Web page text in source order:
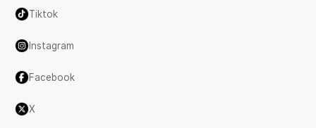
Tiktok
Instagram
Facebook
X